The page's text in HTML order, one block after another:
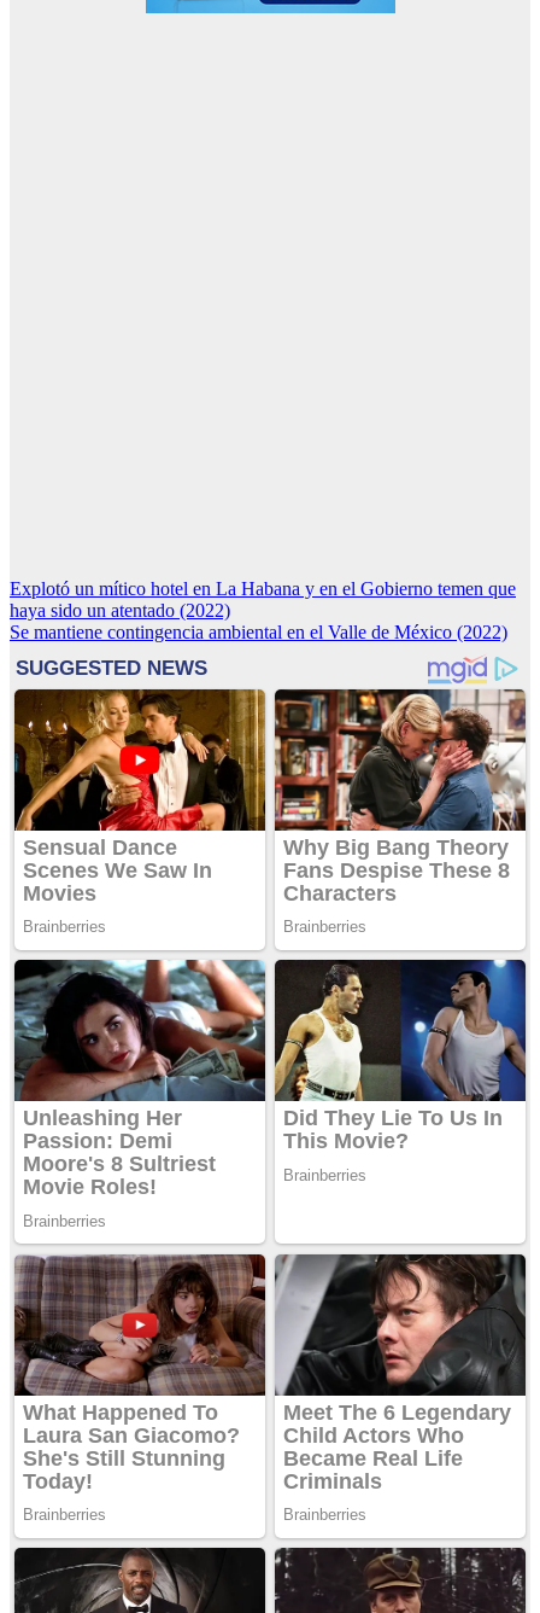
Navegación
de
entradas
Explotó un mítico hotel en La Habana y en el Gobierno temen que
haya sido un atentado (2022)
Se mantiene contingencia ambiental en el Valle de México (2022)